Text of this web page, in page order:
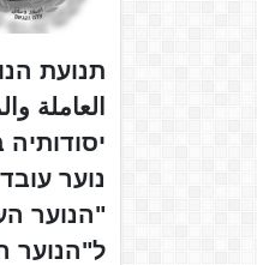
תנועת
العاملة
"הנוער
ל"הנוער